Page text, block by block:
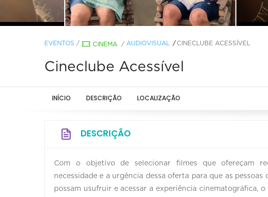
EVENTOS / CINEMA / AUDIOVISUAL CINECLUBE ACESSÍVEL
Cineclube Acessível
INÍCIO DESCRIÇÃO LOCALIZAÇÃO
DESCRIÇÃO
Com o objetivo de selecionar filmes que ofereçam
necessidade e a urgência dessa oferta para que as
possam usufruir e acessar a experiência cinematográfica,